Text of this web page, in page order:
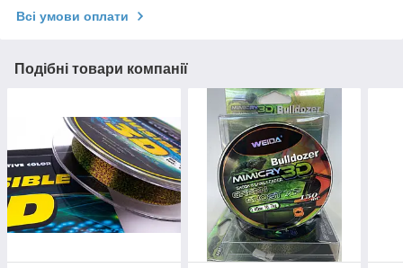
Всі умови оплати
Подібні товари компанії